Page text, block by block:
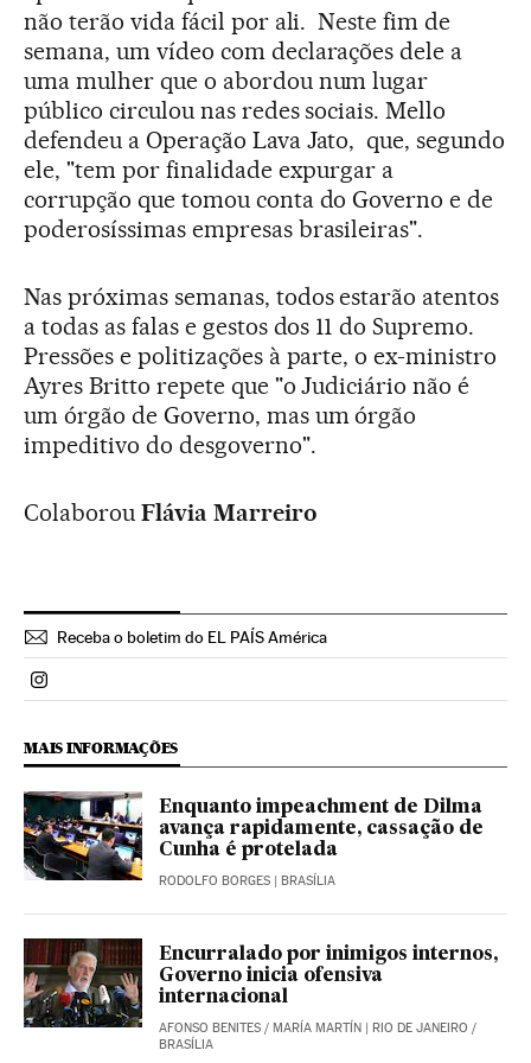
não terão vida fácil por ali. Neste fim de
semana, um vídeo com declarações dele a
uma mulher que o abordou num lugar
público circulou nas redes sociais. Mello
defendeu a Operação Lava Jato, que, segundo
ele, "tem por finalidade expurgar a
corrupção que tomou conta do Governo e de
poderosíssimas empresas brasileiras".
Nas próximas semanas, todos estarão atentos
a todas as falas e gestos dos 11 do Supremo.
Pressões e politizações à parte, o ex-ministro
Ayres Britto repete que "o Judiciário não é
um órgão de Governo, mas um órgão
impeditivo do desgoverno".
Colaborou Flávia Marreiro
Receba o boletim do EL PAÍS América
Politica El País Brasil en Instagram
MAIS INFORMAÇÕES
Enquanto impeachment de Dilma
avança rapidamente, cassação de
Cunha é protelada
RODOLFO BORGES | BRASÍLIA
Encurralado por inimigos internos,
Governo inicia ofensiva
internacional
AFONSO BENITES / MARÍA MARTÍN | RIO DE JANEIRO /
BRASÍLIA